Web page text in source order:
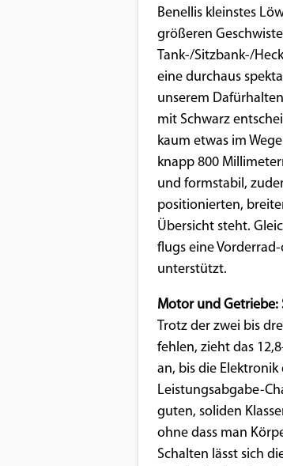
Benellis kleinstes
größeren
Tank-/Sitzbank-/
eine durchaus
unserem
mit Schwarz
kaum etwas im
knapp 800
und formstabil,
positionierten,
Übersicht steht.
flugs eine
unterstützt.
Motor und Getriebe:
Trotz der zwei bis
fehlen, zieht das
an, bis die
Leistungsabgabe-
guten, soliden
ohne dass man
Schalten lässt sich
Medien Cookies gesetzt.